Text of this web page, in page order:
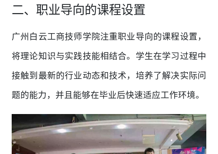
二、职业导向的课程设置
广州白云工商技师学院注重职业导向的课程设置，
将理论知识与实践技能相结合。学生在学习过程中
接触到最新的行业动态和技术，培养了解决实际问
题的能力，并且能够在毕业后快速适应工作环境。